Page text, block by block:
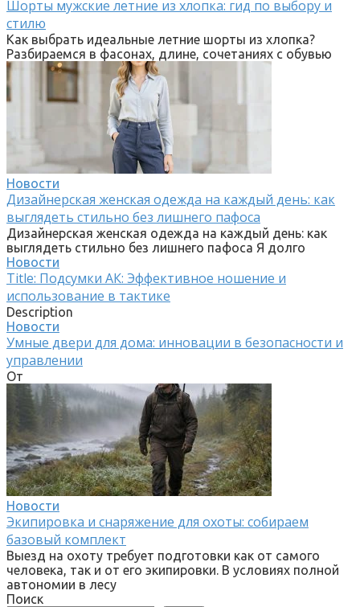
Шорты мужские летние из хлопка: гид по выбору и
стилю
Как выбрать идеальные летние шорты из хлопка?
Разбираемся в фасонах, длине, сочетаниях с обувью
Новости
Дизайнерская женская одежда на каждый день: как
выглядеть стильно без лишнего пафоса
Дизайнерская женская одежда на каждый день: как
выглядеть стильно без лишнего пафоса Я долго
Новости
Title: Подсумки АК: Эффективное ношение и
использование в тактике
Description
Новости
Умные двери для дома: инновации в безопасности и
управлении
От
Новости
Экипировка и снаряжение для охоты: собираем
базовый комплект
Выезд на охоту требует подготовки как от самого
человека, так и от его экипировки. В условиях полной
автономии в лесу
Поиск